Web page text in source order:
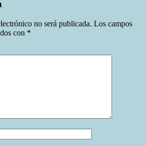
no será publicada. Los campos
con *